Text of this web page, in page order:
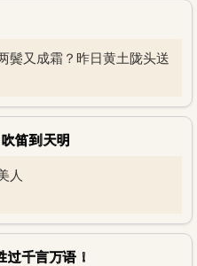
鬓又成霜？昨日黄土陇头送
笛到天明
人
过千言万语！